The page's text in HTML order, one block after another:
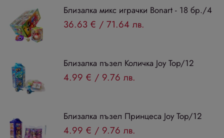
Близалка микс играчки Bonart - 18 бр./4
36.63 € / 71.64 лв.
Близалка пъзел Количка Joy Top/12
4.99 € / 9.76 лв.
Близалка пъзел Принцеса Joy Top/12
4.99 € / 9.76 лв.